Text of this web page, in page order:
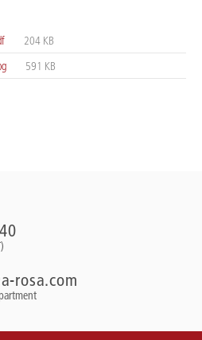
204 KB
591 KB
rosa.com